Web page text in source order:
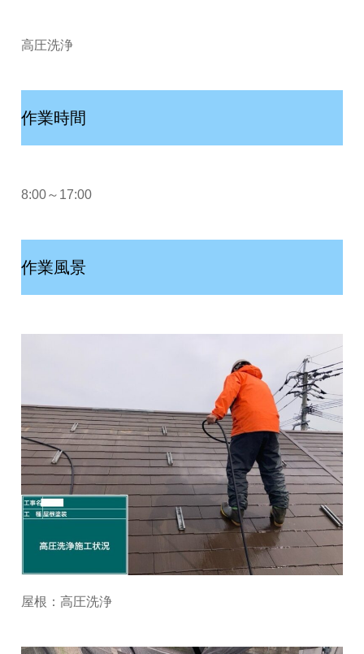
高圧洗浄
作業時間
8:00～17:00
作業風景
屋根：高圧洗浄